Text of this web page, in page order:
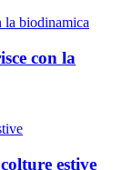
con la
estive